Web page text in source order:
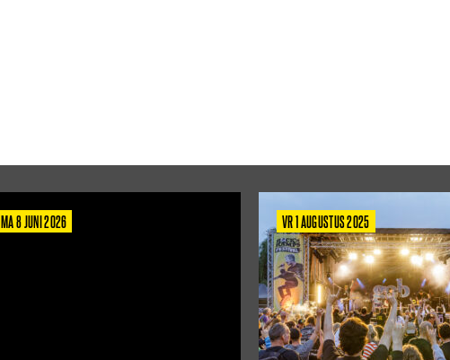
MA 8 JUNI 2026 VR 1 AUGUSTUS 2025